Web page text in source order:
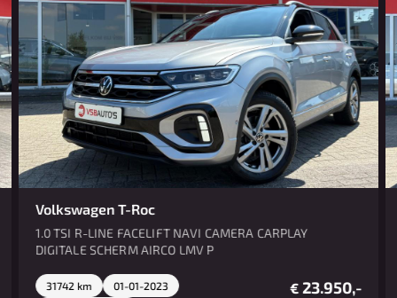
Volkswagen T-Roc
1.0 TSI R-LINE FACELIFT NAVI CAMERA CARPLAY
DIGITALE SCHERM AIRCO LMV P
31742 km
01-01-2023
€ 23.950,-